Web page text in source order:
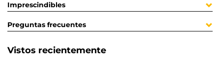
Imprescindibles
Preguntas frecuentes
Vistos recientemente